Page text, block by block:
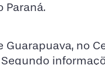
Paraná.
no